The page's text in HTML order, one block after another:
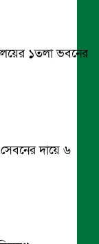
১তলা ভবনের
দায়ে ৬